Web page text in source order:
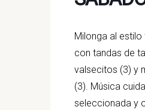
Milonga al estilo
con tandas de
valsecitos (3) y
(3). Música
seleccionada y